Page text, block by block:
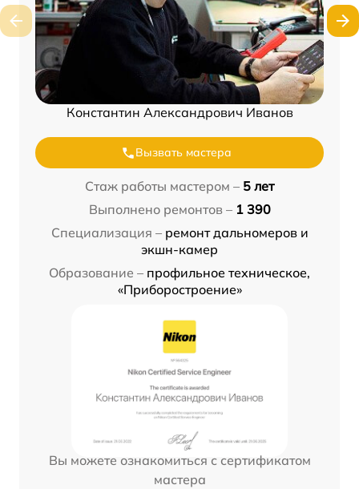
Константин Александрович Иванов
Вызвать мастера
Стаж работы мастером – 5 лет
Выполнено ремонтов – 1 390
Специализация – ремонт дальномеров и
экшн-камер
Образование – профильное техническое,
«Приборостроение»
Вы можете ознакомиться с сертификатом
мастера